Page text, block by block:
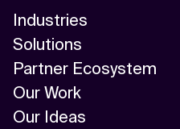
Industries
Solutions
Partner Ecosystem
Our Work
Our Ideas